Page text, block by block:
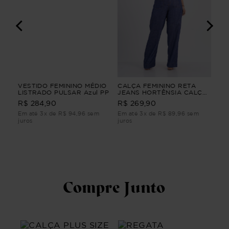
VESTIDO FEMININO MÉDIO
LISTRADO PULSAR Azul PP
R$ 284,90
Em até 3x de R$ 94,96 sem
juros
CALÇA FEMININO RETA
JEANS HORTÊNSIA CALÇA
FEMININO RETA JEANS G2
R$ 269,90
Em até 3x de R$ 89,96 sem
juros
Compre Junto